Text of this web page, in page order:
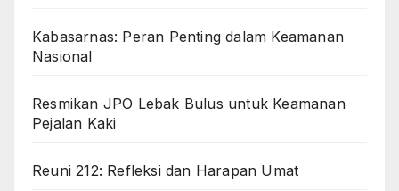
Kabasarnas: Peran Penting dalam Keamanan
Nasional
Resmikan JPO Lebak Bulus untuk Keamanan
Pejalan Kaki
Reuni 212: Refleksi dan Harapan Umat